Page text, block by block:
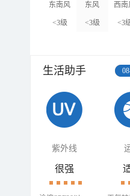
东南风
<3级
东风
<3级
西南
<3
生活助手
紫外线
很强